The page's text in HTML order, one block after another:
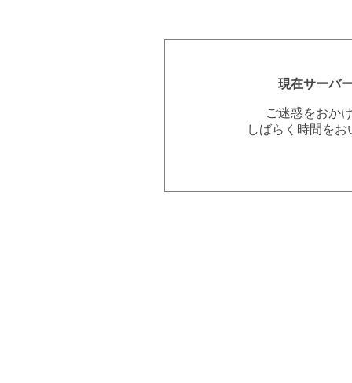
現在サーバ
ご迷惑をおか
しばらく時間を